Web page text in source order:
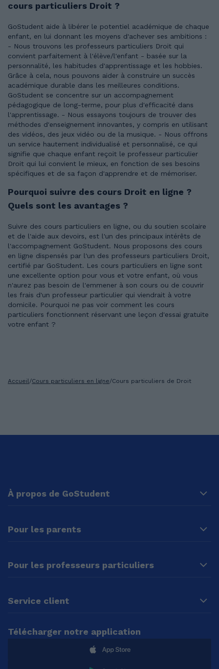
cours particuliers Droit ?
GoStudent aide à libérer le potentiel académique de chaque
enfant, en lui donnant les moyens d'achever ses ambitions :
- Nous trouvons les professeurs particuliers Droit qui
convient parfaitement à l'élève/l'enfant - basée sur la
personnalité, les habitudes d'apprentissage et les hobbies.
Grâce à cela, nous pouvons aider à construire un succès
académique durable dans les meilleures conditions.
GoStudent se concentre sur un accompagnement
pédagogique de long-terme, pour plus d'efficacité dans
l'apprentissage. - Nous essayons toujours de trouver des
méthodes d'enseignement innovantes, y compris en utilisant
des vidéos, des jeux vidéo ou de la musique. - Nous offrons
un service hautement individualisé et personnalisé, ce qui
signifie que chaque enfant reçoit le professeur particulier
Droit qui lui convient le mieux, en fonction de ses besoins
spécifiques et de sa façon d'apprendre et de mémoriser.
Pourquoi suivre des cours Droit en ligne ?
Quels sont les avantages ?
Suivre des cours particuliers en ligne, ou du soutien scolaire
et de l'aide aux devoirs, est l'un des principaux intérêts de
l'accompagnement GoStudent. Nous proposons des cours
en ligne dispensés par l'un des professeurs particuliers Droit,
certifié par GoStudent. Les cours particuliers en ligne sont
une excellente option pour vous et votre enfant, où vous
n'aurez pas besoin de l'emmener à son cours ou de couvrir
les frais d'un professeur particulier qui viendrait à votre
domicile. Pourquoi ne pas voir comment les cours
particuliers fonctionnent réservant une leçon d'essai gratuite
votre enfant ?
Accueil/Cours particuliers en ligne/Cours particuliers de Droit
À propos de GoStudent
Pour les parents
Pour les professeurs particuliers
Service client
Télécharger notre application